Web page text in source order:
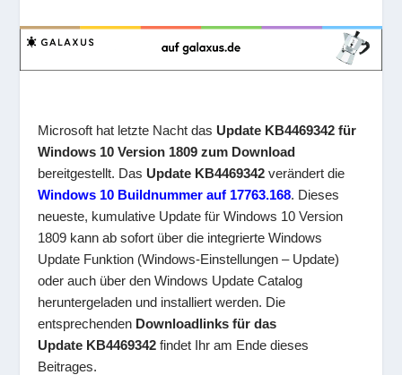
Microsoft hat letzte Nacht das Update KB4469342 für
Windows 10 Version 1809 zum Download
bereitgestellt. Das Update KB4469342 verändert die
Windows 10 Buildnummer auf 17763.168. Dieses
neueste, kumulative Update für Windows 10 Version
1809 kann ab sofort über die integrierte Windows
Update Funktion (Windows-Einstellungen – Update)
oder auch über den Windows Update Catalog
heruntergeladen und installiert werden. Die
entsprechenden Downloadlinks für das
Update KB4469342 findet Ihr am Ende dieses
Beitrages.